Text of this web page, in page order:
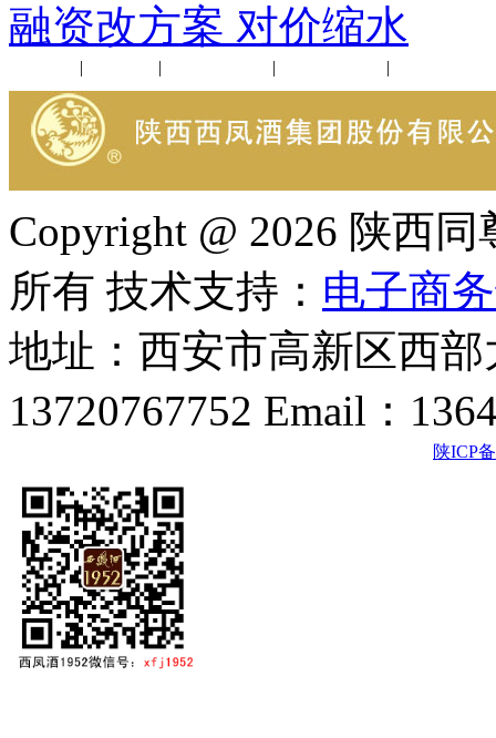
融资改方案 对价缩水
| | | |
Copyright @ 2026 陕西
所有 技术支持： 电子商
地址：西安市高新区西
13720767752 Email：
陕ICP